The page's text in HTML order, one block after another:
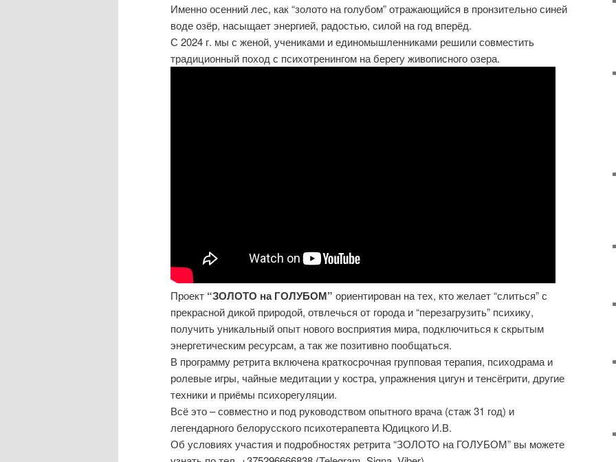
Именно осенний лес, как “золото на голубом” отражающийся в пронзительно синей
воде озёр, насыщает энергией, радостью, силой на год вперёд.
С 2024 г. мы с женой, учениками и единомышленниками решили совместить
традиционный поход с психотренингом на берегу живописного озера.
Проект “ЗОЛОТО на ГОЛУБОМ” ориентирован на тех, кто желает “слиться” с
прекрасной дикой природой, отвлечься от города и “перезагрузить” психику,
получить уникальный опыт нового восприятия мира, подключиться к скрытым
энергетическим ресурсам, а так же позитивно пообщаться.
В программу ретрита включена краткосрочная групповая терапия, психодрама и
ролевые игры, чайные медитации у костра, упражнения цигун и тенсёгрити, другие
техники и приёмы психорегуляции.
Всё это – совместно и под руководством опытного врача (стаж 31 год) и
легендарного белорусского психотерапевта Юдицкого И.В.
Об условиях участия и подробностях ретрита “ЗОЛОТО на ГОЛУБОМ” вы можете